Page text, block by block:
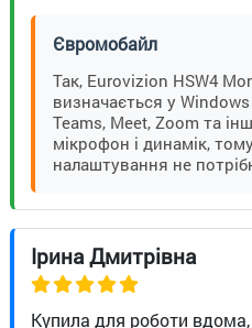
Євромобайл
Так, Eurovizion HSW4
визначається у Windows
Teams, Meet, Zoom та
мікрофон і динамік,
налаштування не
Ірина Дмитрівна
Купила для роботи